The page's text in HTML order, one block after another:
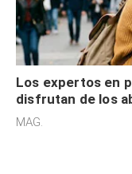
Los expertos en
disfrutan de los
sensibilidad a los
MAG.